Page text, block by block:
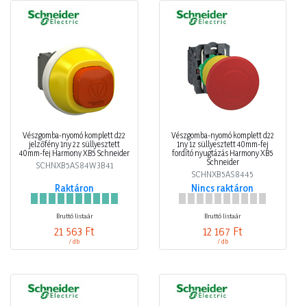
Vészgomba-nyomó komplett d22
jelzőfény 1ny 2z süllyesztett
40mm-fej Harmony XB5 Schneider
SCHNXB5AS84W3B41
Raktáron
Bruttó listaár
21 563 Ft
/ db
Vészgomba-nyomó komplett d22
1ny 1z süllyesztett 40mm-fej
fordító nyugtázás Harmony XB5
Schneider
SCHNXB5AS8445
Nincs raktáron
Bruttó listaár
12 167 Ft
/ db